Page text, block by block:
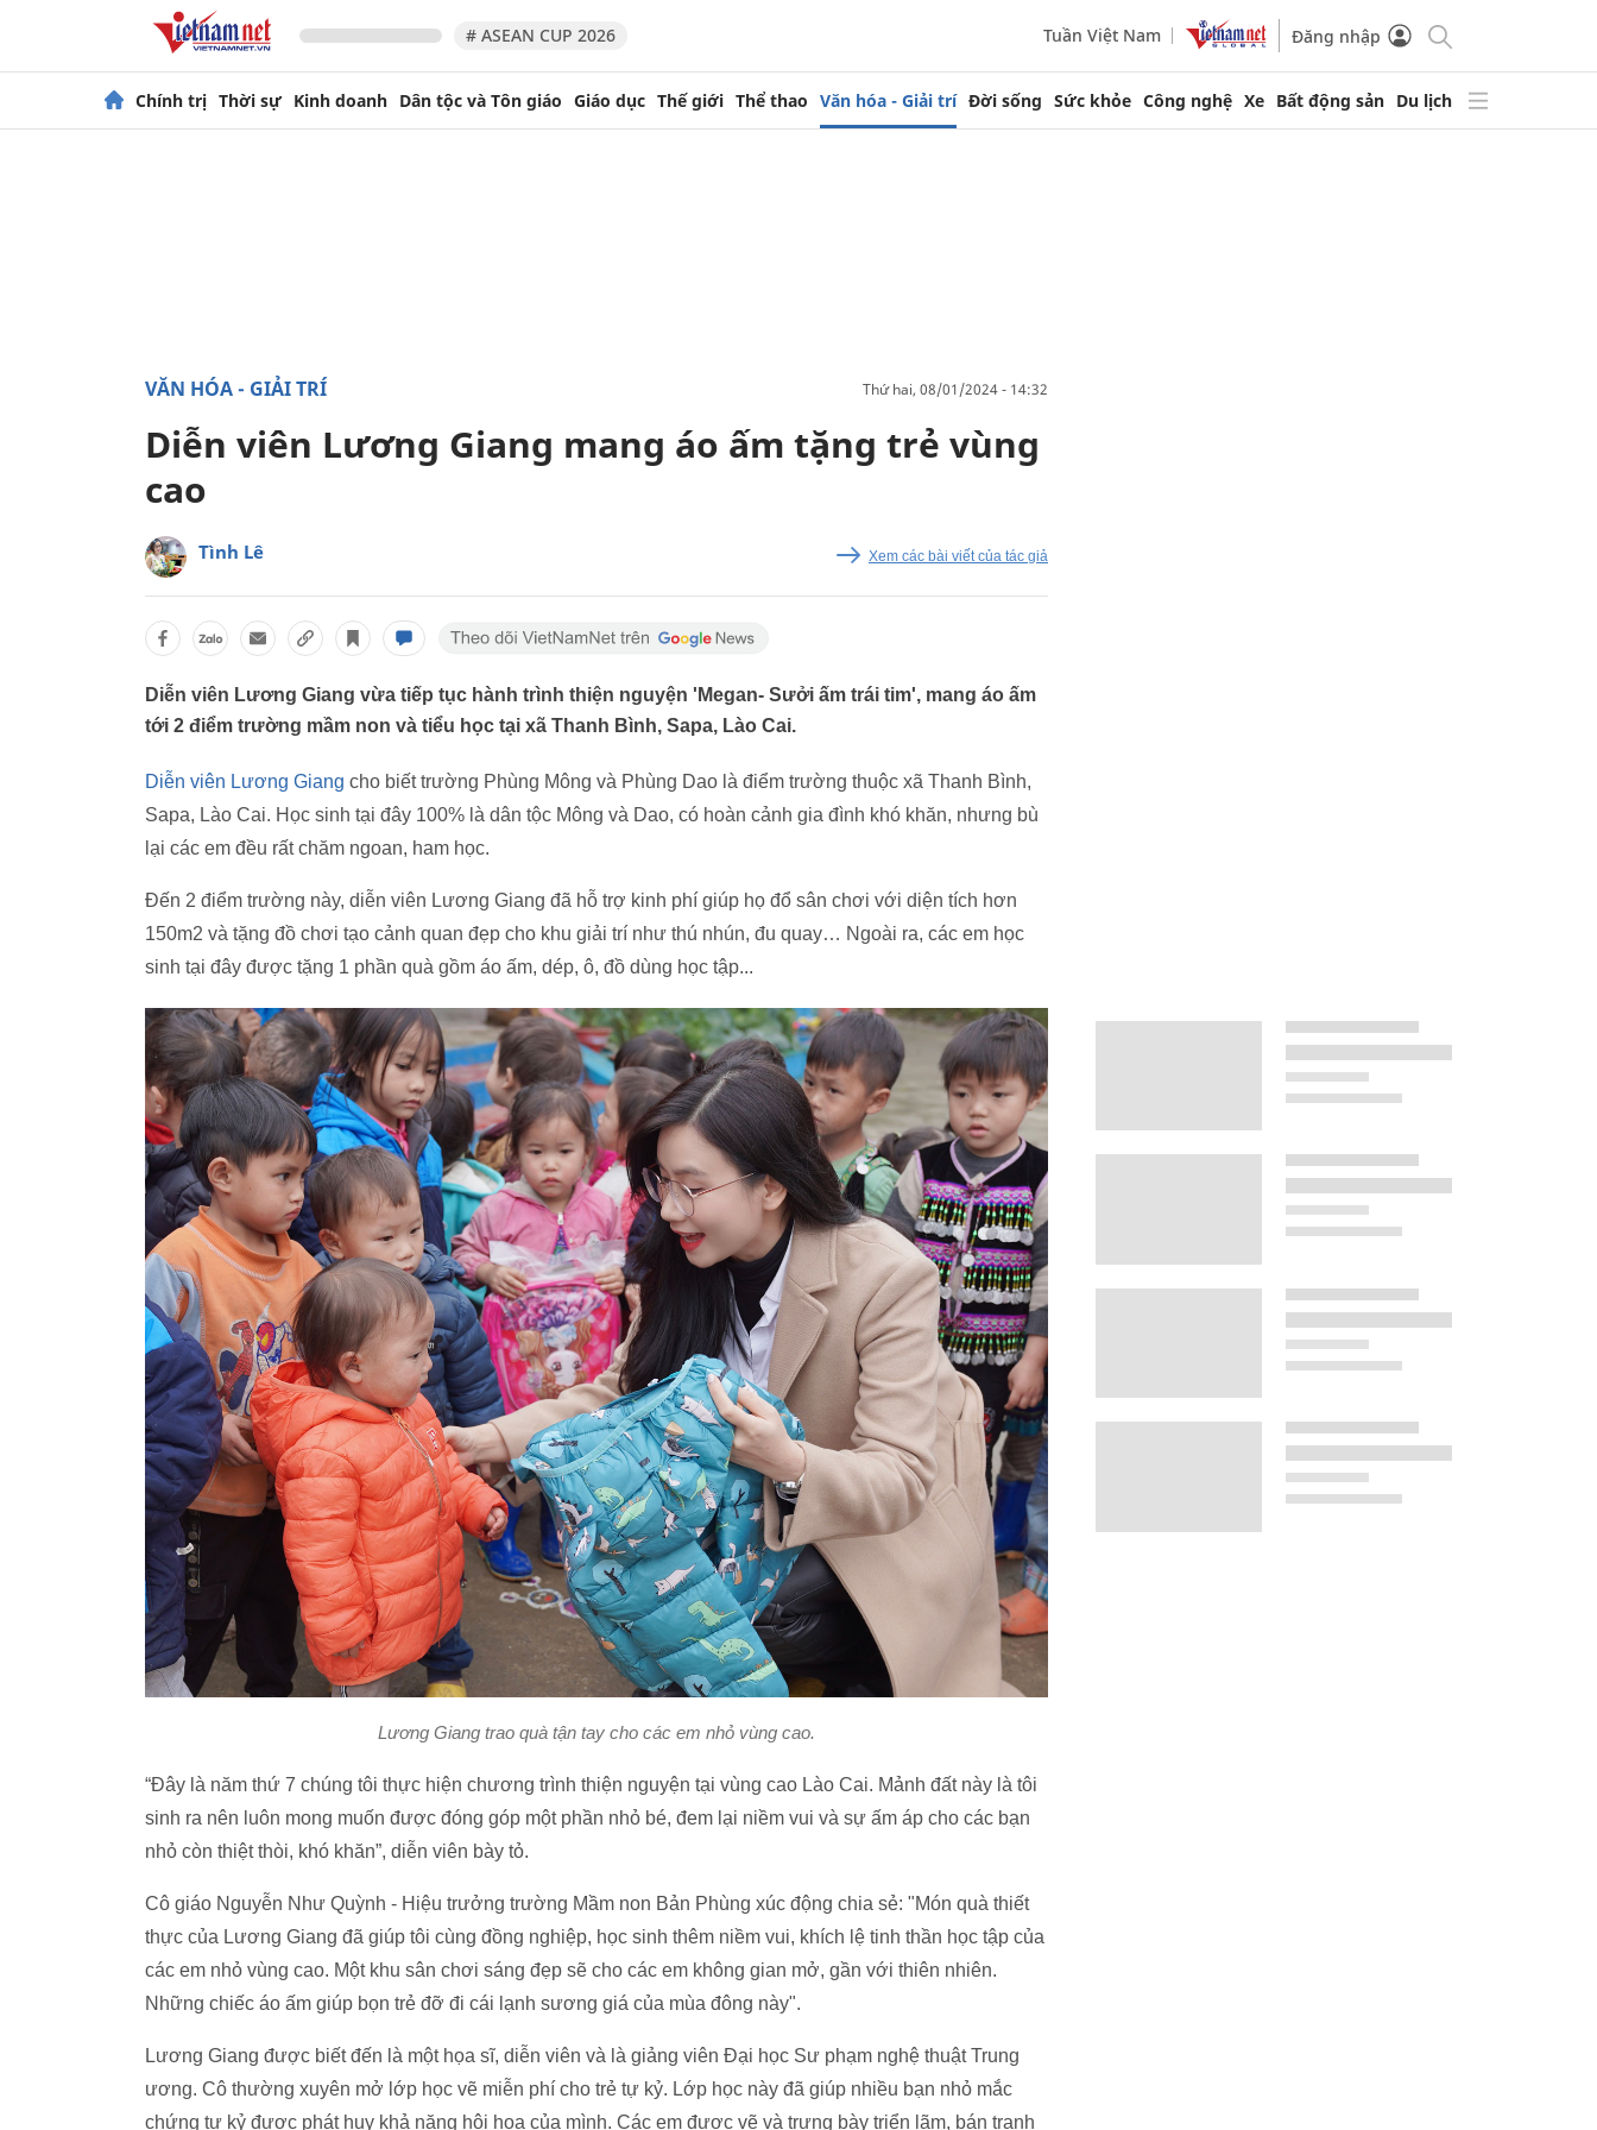
# ASEAN CUP 2026 Tuần Việt Nam Đăng nhập
Chính trị Thời sự Kinh doanh Dân tộc và Tôn giáo Giáo dục Thế giới Thể thao Văn hóa - Giải trí Đời sống Sức khỏe Công nghệ Xe Bất động sản Du lịch
VĂN HÓA - GIẢI TRÍ thứ hai, 08/01/2024 - 14:32
Diễn viên Lương Giang mang áo ấm tặng trẻ vùng
cao
Tình Lê Xem các bài viết của tác giả
Diễn viên Lương Giang vừa tiếp tục hành trình thiện nguyện 'Megan- Sưởi ấm trái tim', mang áo ấm
tới 2 điểm trường mầm non và tiểu học tại xã Thanh Bình, Sapa, Lào Cai.
Diễn viên Lương Giang cho biết trường Phùng Mông và Phùng Dao là điểm trường thuộc xã Thanh Bình,
Sapa, Lào Cai. Học sinh tại đây 100% là dân tộc Mông và Dao, có hoàn cảnh gia đình khó khăn, nhưng bù
lại các em đều rất chăm ngoan, ham học.
Đến 2 điểm trường này, diễn viên Lương Giang đã hỗ trợ kinh phí giúp họ đổ sân chơi với diện tích hơn
150m2 và tặng đồ chơi tạo cảnh quan đẹp cho khu giải trí như thú nhún, đu quay… Ngoài ra, các em học
sinh tại đây được tặng 1 phần quà gồm áo ấm, dép, ô, đồ dùng học tập...
Lương Giang trao quà tận tay cho các em nhỏ vùng cao.
“Đây là năm thứ 7 chúng tôi thực hiện chương trình thiện nguyện tại vùng cao Lào Cai. Mảnh đất này là tôi
sinh ra nên luôn mong muốn được đóng góp một phần nhỏ bé, đem lại niềm vui và sự ấm áp cho các bạn
nhỏ còn thiệt thòi, khó khăn”, diễn viên bày tỏ.
Cô giáo Nguyễn Như Quỳnh - Hiệu trưởng trường Mầm non Bản Phùng xúc động chia sẻ: "Món quà thiết
thực của Lương Giang đã giúp tôi cùng đồng nghiệp, học sinh thêm niềm vui, khích lệ tinh thần học tập của
các em nhỏ vùng cao. Một khu sân chơi sáng đẹp sẽ cho các em không gian mở, gần với thiên nhiên.
Những chiếc áo ấm giúp bọn trẻ đỡ đi cái lạnh sương giá của mùa đông này".
Lương Giang được biết đến là một họa sĩ, diễn viên và là giảng viên Đại học Sư phạm nghệ thuật Trung
ương. Cô thường xuyên mở lớp học vẽ miễn phí cho trẻ tự kỷ. Lớp học này đã giúp nhiều bạn nhỏ mắc
chứng tự kỷ được phát huy khả năng hội họa của mình. Các em được vẽ và trưng bày triển lãm, bán tranh